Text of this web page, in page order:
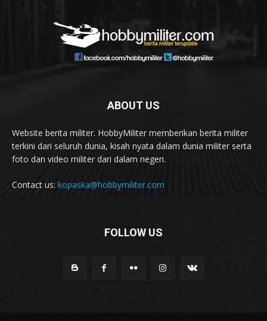
ABOUT US
Website berita militer. HobbyMiliter memberikan berita militer
terkini dari seluruh dunia, kisah nyata dalam dunia militer serta
foto dan video militer dari dalam negeri.
Contact us: kopaska@hobbymiliter.com
FOLLOW US